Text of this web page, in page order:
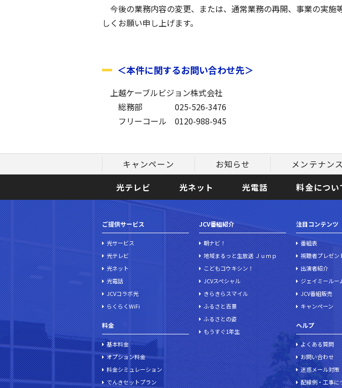
今後の業務内容の変更、または、通常業務の再開、事業の実
しくお願い申し上げます。
＜本件に関するお問い合わせ先＞
上越ケーブルビジョン株式会社
総務部 025-526-3476
フリーコール 0120-988-945
キャンペーン お知らせ メンテナン
光テレビ
光ネット 光電話 料金につい
ご提供サービス
光サービス
光テレビ
光ネット
光電話
JCVコラボ光
らくらくWiFi
料金
基本料金
オプション料金
料金シミュレーション
でんきセットプラン
JCV番組紹介
朝ナビ！
地域まるっと生放送 Ｊｕｍｐ
こどもコウキシン！
JCVスペシャル
きらきらスマイル
ふるさと百景
ふるさとの姿
もうすぐ1年生
注目コンテンツ
番組表
視聴者プレゼン
出演者紹介
ジェイミールー
JCV番組販売
キャンペーン
ヘルプ
よくある質問
お問い合わせ
迷惑メール対策
配線例・工事に